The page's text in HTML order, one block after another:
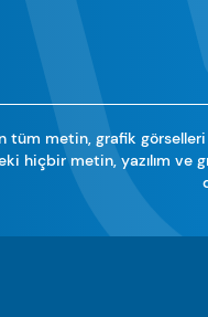
tüm metin, grafik
hiçbir metin, yazılım